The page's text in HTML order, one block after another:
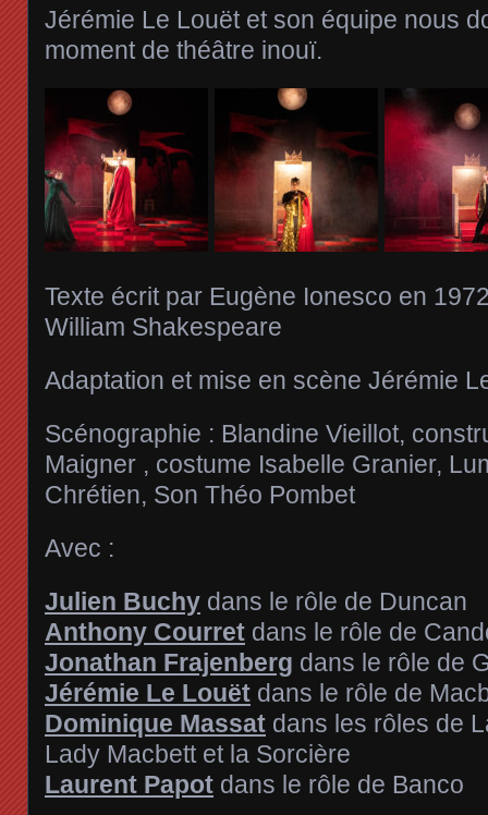
Jérémie Le Louët et son équipe nous
moment de théâtre inouï.
Texte écrit par Eugène Ionesco en
William Shakespeare
Adaptation et mise en scène Jérémie
Scénographie : Blandine Vieillot,
Maigner , costume Isabelle Granier,
Chrétien, Son Théo Pombet
Avec :
Julien Buchy dans le rôle de Duncan
Anthony Courret dans le rôle de
Jonathan Frajenberg dans le rôle de
Jérémie Le Louët dans le rôle de
Dominique Massat dans les rôles de
Lady Macbett et la Sorcière
Laurent Papot dans le rôle de Banco